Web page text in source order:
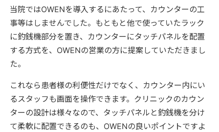
当院ではOWENを導入するにあたって、カウンターの工
事等はしませんでした。もともと他で使っていたラック
に釣銭機部分を置き、カウンターにタッチパネルを配置
する方式を、OWENの営業の方に提案していただきまし
た。
これなら患者様の利便性だけでなく、カウンター内にい
るスタッフも画面を操作できます。クリニックのカウン
ターの設計は様々なので、タッチパネルと釣銭機を分け
て柔軟に配置できるのも、OWENの良いポイントですよ